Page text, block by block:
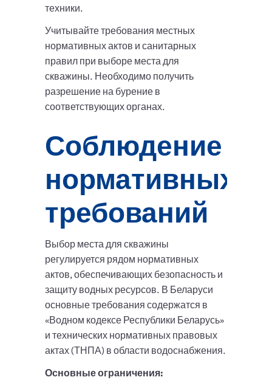
техники.
Учитывайте требования местных
нормативных актов и санитарных
правил при выборе места для
скважины. Необходимо получить
разрешение на бурение в
соответствующих органах.
Соблюдение
нормативных
требований
Выбор места для скважины
регулируется рядом нормативных
актов, обеспечивающих безопасность и
защиту водных ресурсов. В Беларуси
основные требования содержатся в
«Водном кодексе Республики Беларусь»
и технических нормативных правовых
актах (ТНПА) в области водоснабжения.
Основные ограничения: